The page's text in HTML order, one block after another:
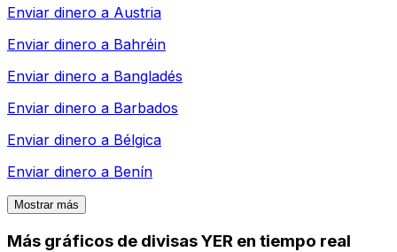
Enviar dinero a Austria
Enviar dinero a Bahréin
Enviar dinero a Bangladés
Enviar dinero a Barbados
Enviar dinero a Bélgica
Enviar dinero a Benín
Mostrar más
Más gráficos de divisas YER en tiempo real